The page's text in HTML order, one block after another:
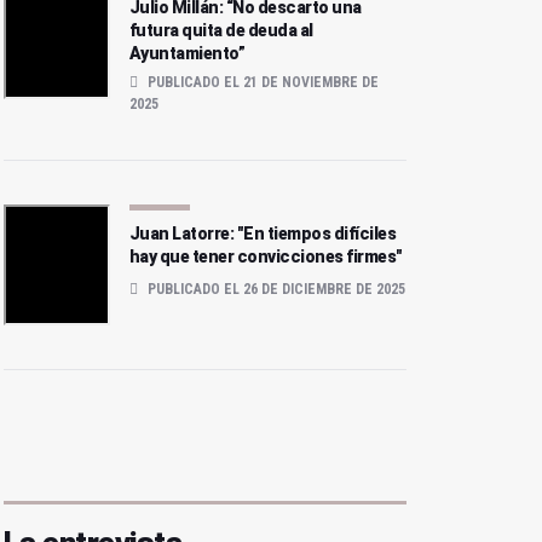
Julio Millán: “No descarto una
futura quita de deuda al
Ayuntamiento”
PUBLICADO EL 21 DE NOVIEMBRE DE
2025
Juan Latorre: "En tiempos difíciles
hay que tener convicciones firmes"
PUBLICADO EL 26 DE DICIEMBRE DE 2025